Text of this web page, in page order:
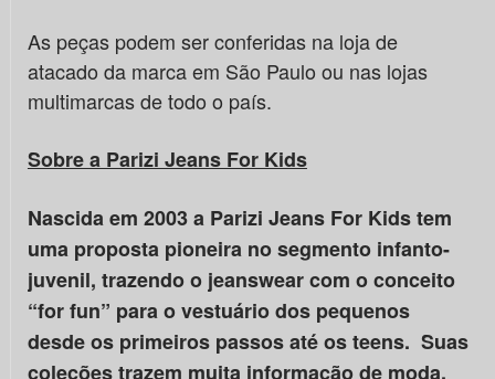
As peças podem ser conferidas na loja de
atacado da marca em São Paulo ou nas lojas
multimarcas de todo o país.
Sobre a Parizi Jeans For Kids
Nascida em 2003a Parizi Jeans For Kids tem
uma proposta pioneira no segmento infanto-
juvenil, trazendo o jeanswear com o conceito
“for fun” para o vestuário dos pequenos
desde os primeiros passos até os teens. Suas
coleções trazem muita informação de moda,